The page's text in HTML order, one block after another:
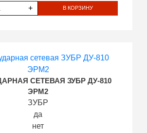
+ В КОРЗИНУ
СЕТЕВАЯ ЗУБР ДУ-810
ЭРМ2
ЗУБР
да
нет